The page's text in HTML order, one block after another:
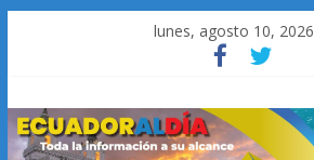
lunes, agosto 10, 2026